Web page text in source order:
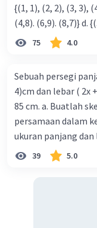
{(1, 1), (2, 2), (3, 3), (4,4)} b. {(1, 2), (2, 3), (3, 4).
(4,8).
75 4.0
Sebuah persegi
4)cm dan lebar ( 2x
85 cm. a. Buatlah
persamaan dalam
ukuran panjang
39 5.0